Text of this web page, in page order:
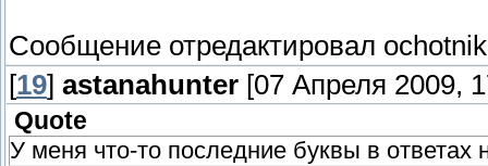
Сообщение отредактировал ochotnik
[19] astanahunter [07 Апреля 2009,
Quote
У меня что-то последние буквы в ответах